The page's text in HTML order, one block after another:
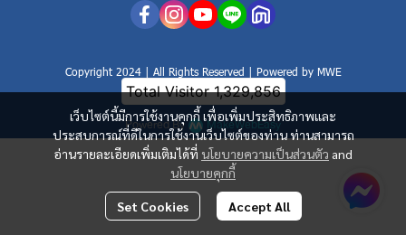
เว็บไซต์นี้มีการใช้งานคุกกี้ เพื่อเพิ่มประสิทธิภาพและ
ประสบการณ์ที่ดีในการใช้งานเว็บไซต์ของท่าน ท่านสามารถ
อ่านรายละเอียดเพิ่มเติมได้ที่ นโยบายความเป็นส่วนตัว and
นโยบายคุกกี้
Set Cookies Accept All
Copyright 2024 | All Rights Reserved | Powered by MWE
Total Visitor1,329,856
Powered By MakeWebEasy